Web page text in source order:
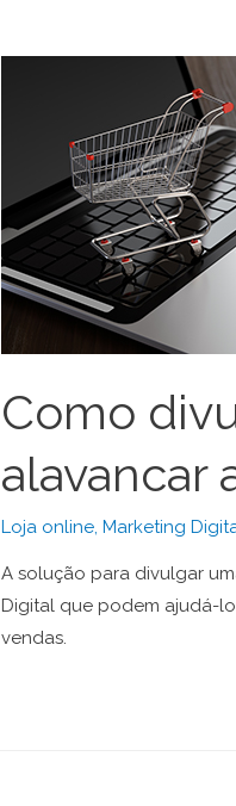
Como
alavancar
Loja online ,Marketing
A solução para divulgar
Digital que podem ajudá-
vendas.